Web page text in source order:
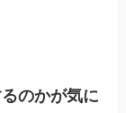
のかが気に